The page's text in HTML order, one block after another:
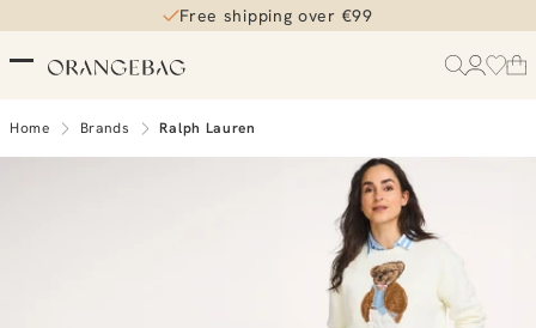
Free shipping over €99
Home Brands Ralph Lauren